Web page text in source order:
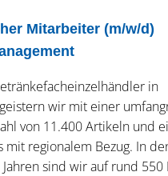
Mitarbeiter (m/w/d)
in
wir mit einer
von 11.400 Artikeln und
mit regionalem Bezug. In
sind wir auf rund 550